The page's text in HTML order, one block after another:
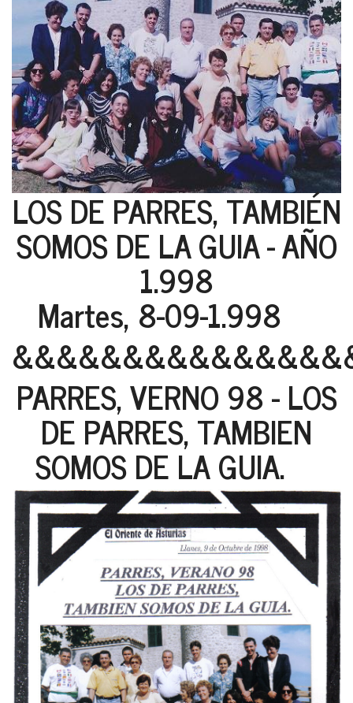
LOS DE PARRES, TAMBIÉN
SOMOS DE LA GUIA - AÑO
1.998
Martes, 8-09-1.998
PARRES, VERNO 98 - LOS
DE PARRES, TAMBIEN
SOMOS DE LA GUIA.